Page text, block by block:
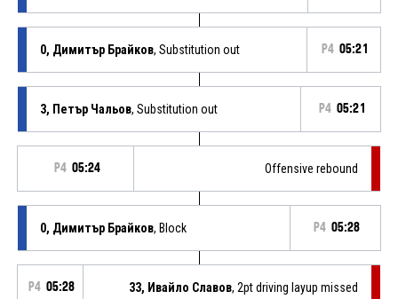
0, Димитър Брайков, Substitution out P4 05:21
3, Петър Чальов, Substitution out P4 05:21
P4 05:24 Offensive rebound
0, Димитър Брайков, Block P4 05:28
P4 05:28 33, Ивайло Славов, 2pt driving layup missed